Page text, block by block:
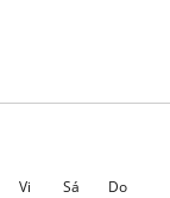
Vi Sá Do